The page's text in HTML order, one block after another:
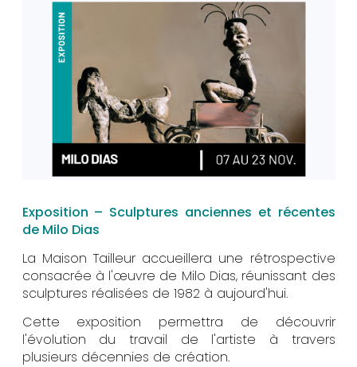
Exposition – Sculptures anciennes et récentes
de Milo Dias
La Maison Tailleur accueillera une rétrospective
consacrée à l'œuvre de Milo Dias, réunissant des
sculptures réalisées de 1982 à aujourd'hui.
Cette exposition permettra de découvrir
l'évolution du travail de l'artiste à travers
plusieurs décennies de création.